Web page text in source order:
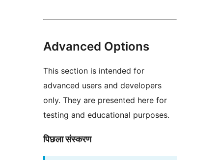
Advanced Options
This section is intended for
advanced users and developers
only. They are presented here for
testing and educational purposes.
पिछला संस्करण